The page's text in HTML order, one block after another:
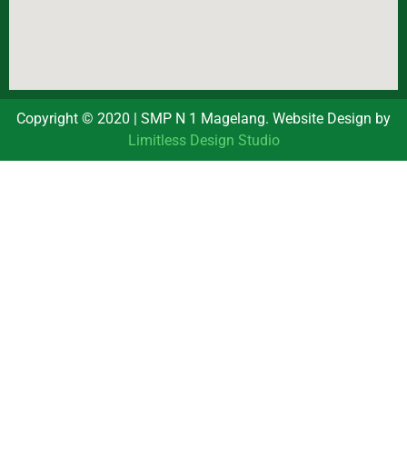
Copyright © 2020 | SMP N 1 Magelang. Website Design by
Limitless Design Studio